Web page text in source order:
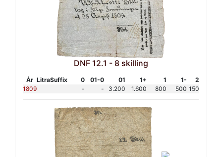
DNF 12.1 - 8 skilling
År LitraSuffix 0 01-0 01 1+ 1 1-
2
1809
- - 3.200 1.600 800 500 150